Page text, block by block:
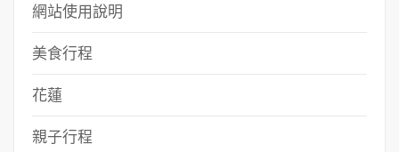
網站使用說明
美食行程
花蓮
親子行程